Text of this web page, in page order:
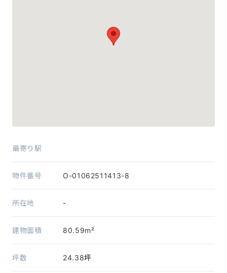
最寄り駅
物件番号 O-01062511413-8
所在地 -
建物面積 80.59m²
坪数 24.38坪